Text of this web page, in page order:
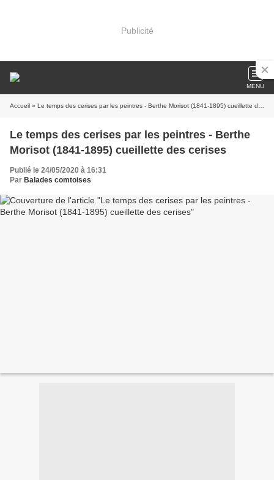
Publicité
MENU
Accueil » Le temps des cerises par les peintres - Berthe Morisot (1841-1895) cueillette des cerises
Le temps des cerises par les peintres - Berthe
Morisot (1841-1895) cueillette des cerises
Publié le 24/05/2020 à 16:31
Par Balades comtoises